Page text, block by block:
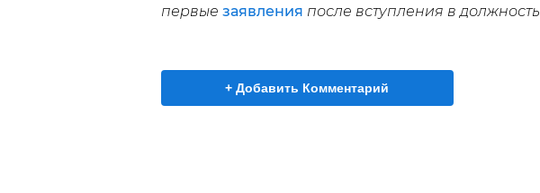
первые заявления после вступления в должность.
+ Добавить Комментарий